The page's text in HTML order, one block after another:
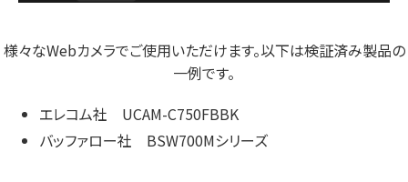
様々なWebカメラでご使用いただけます。以下は検証済み製品の
一例です。
エレコム社 UCAM-C750FBBK
バッファロー社 BSW700Mシリーズ